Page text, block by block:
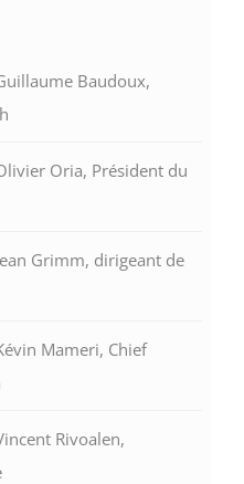
Baudoux,
Oria, Président du
Grimm, dirigeant de
Mameri, Chief
Rivoalen,